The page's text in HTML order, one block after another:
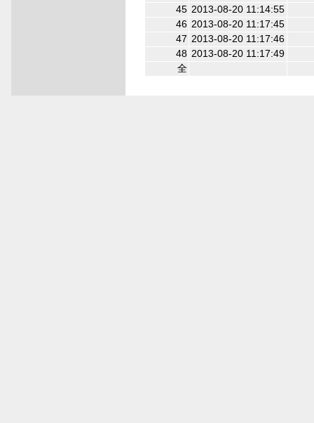
45 2013-08-20 11:14:55
46 2013-08-20 11:17:45
47 2013-08-20 11:17:46
48 2013-08-20 11:17:49
全